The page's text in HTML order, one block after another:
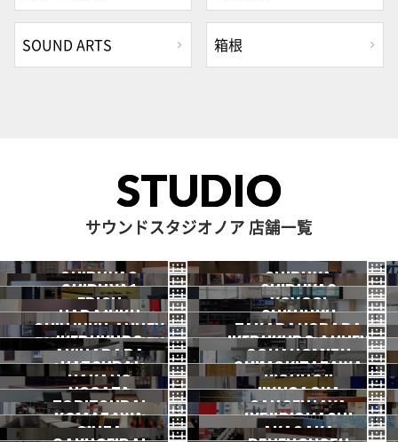
SOUND ARTS 箱根
STUDIO
サウンドスタジオノア 店舗一覧
SHIBUYA3
渋谷3号
2026.07 OPEN
SHIBUYA
渋谷本店
SHIBUYA1
渋谷1号
SHIBUYA2
渋谷2号
EBISU
恵比寿
YOYOGI
代々木
HARAJUKU
原宿
SHINJUKU
新宿
SHINJUKU ANNEX
新宿ANNEX
TAKADANOBABA
高田馬場
IKEBUKURO
池袋
IKEBUKURO ANNEX
池袋ANNEX
AKIHABARA
秋葉原
OCHANOMIZU
御茶ノ水
HATSUDAI
初台
SHIMOKITAZAWA
下北沢
NAKANO
中野
KICHIJOJI
吉祥寺
NOGATA
野方
JIYUGAOKA
自由が丘
TORITSUDAI
都立大
SANGENJAYA
三軒茶屋
KOMAZAWA IKEJIRIOHASHI
GINZA AKASAKA